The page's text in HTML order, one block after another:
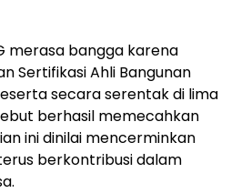
merasa bangga karena
Sertifikasi Ahli Bangunan
secara serentak di lima
berhasil memecahkan
ini dinilai mencerminkan
berkontribusi dalam